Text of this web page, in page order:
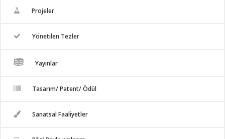
Projeler
Yönetilen Tezler
Yayınlar
Tasarım/ Patent/ Ödül
Sanatsal Faaliyetler